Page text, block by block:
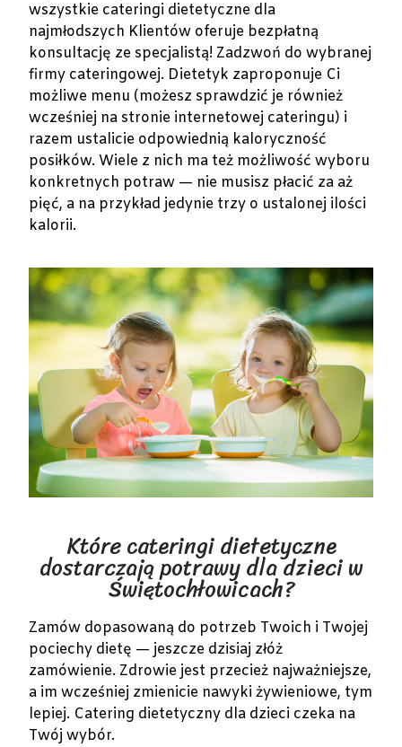
wszystkie cateringi dietetyczne dla
najmłodszych Klientów oferuje bezpłatną
konsultację ze specjalistą! Zadzwoń do wybranej
firmy cateringowej. Dietetyk zaproponuje Ci
możliwe menu (możesz sprawdzić je również
wcześniej na stronie internetowej cateringu) i
razem ustalicie odpowiednią kaloryczność
posiłków. Wiele z nich ma też możliwość wyboru
konkretnych potraw — nie musisz płacić za aż
pięć, a na przykład jedynie trzy o ustalonej ilości
kalorii.
Które cateringi dietetyczne
dostarczają potrawy dla dzieci w
Świętochłowicach?
Zamów dopasowaną do potrzeb Twoich i Twojej
pociechy dietę — jeszcze dzisiaj złóż
zamówienie. Zdrowie jest przecież najważniejsze,
a im wcześniej zmienicie nawyki żywieniowe, tym
lepiej. Catering dietetyczny dla dzieci czeka na
Twój wybór.